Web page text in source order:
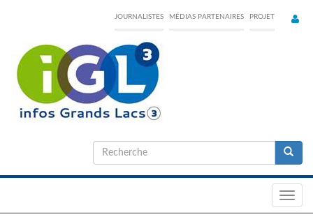
content
JOURNALISTES MÉDIAS PARTENAIRES PROJET
Formulaire
de